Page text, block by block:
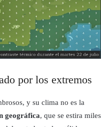
por los extremos
y su clima no es la
geográfica, que se estira miles